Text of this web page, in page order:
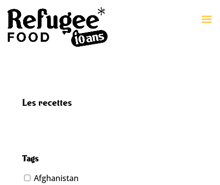
Les recettes
Tags
Afghanistan